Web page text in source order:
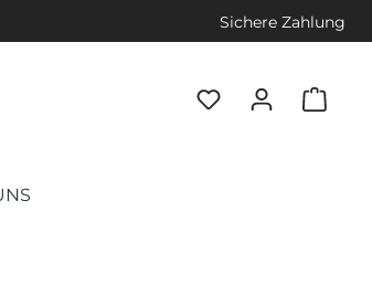
Sichere Zahlung